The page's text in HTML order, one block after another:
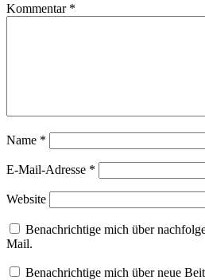
Kommentar *
Name *
E-Mail-Adresse *
Website
Benachrichtige mich über
Mail.
Benachrichtige mich über neue